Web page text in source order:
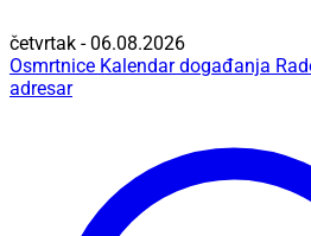
četvrtak - 06.08.2026
Osmrtnice Kalendar događanja
adresar